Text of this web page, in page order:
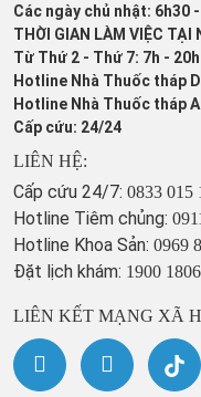
Các ngày chủ nhật: 6h30
THỜI GIAN LÀM VIỆC TẠI
Từ Thứ 2 - Thứ 7: 7h -
Hotline Nhà Thuốc tháp
Hotline Nhà Thuốc tháp
Cấp cứu: 24/24
LIÊN HỆ:
Cấp cứu 24/7: 0833 015
Hotline Tiêm chủng:
Hotline Khoa Sản: 0969
Đặt lịch khám: 1900 1806
LIÊN KẾT MẠNG XÃ